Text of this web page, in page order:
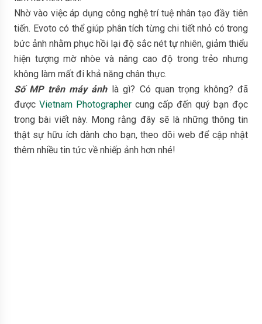
Nhờ vào việc áp dụng công nghệ trí tuệ nhân tạo đầy tiên
tiến. Evoto có thể giúp phân tích từng chi tiết nhỏ có trong
bức ảnh nhằm phục hồi lại độ sắc nét tự nhiên, giảm thiểu
hiện tượng mờ nhòe và nâng cao độ trong trẻo nhưng
không làm mất đi khả năng chân thực.
Số MP trên máy ảnhlà gì? Có quan trọng không? đã
được Vietnam Photographer cung cấp đến quý bạn đọc
trong bài viết này. Mong rằng đây sẽ là những thông tin
thật sự hữu ích dành cho bạn, theo dõi web để cập nhật
thêm nhiều tin tức về nhiếp ảnh hơn nhé!